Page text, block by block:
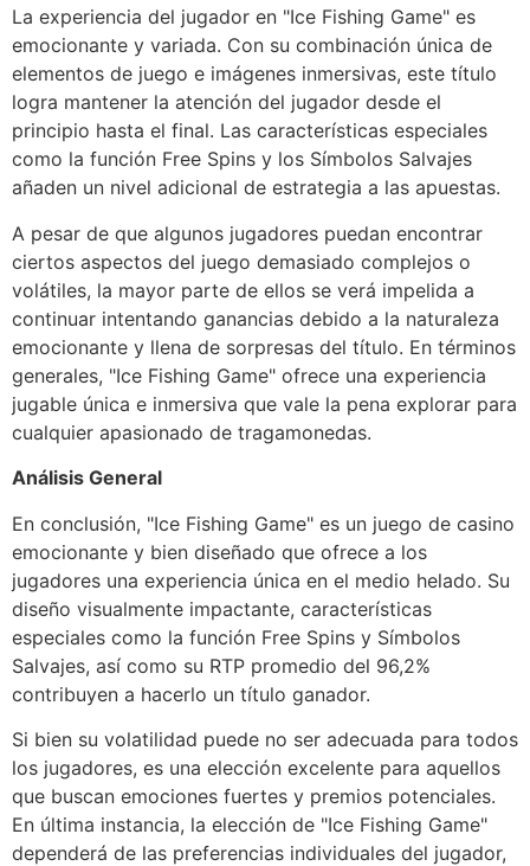
La experiencia del jugador en "Ice Fishing Game" es
emocionante y variada. Con su combinación única de
elementos de juego e imágenes inmersivas, este título
logra mantener la atención del jugador desde el
principio hasta el final. Las características especiales
como la función Free Spins y los Símbolos Salvajes
añaden un nivel adicional de estrategia a las apuestas.
A pesar de que algunos jugadores puedan encontrar
ciertos aspectos del juego demasiado complejos o
volátiles, la mayor parte de ellos se verá impelida a
continuar intentando ganancias debido a la naturaleza
emocionante y llena de sorpresas del título. En términos
generales, "Ice Fishing Game" ofrece una experiencia
jugable única e inmersiva que vale la pena explorar para
cualquier apasionado de tragamonedas.
Análisis General
En conclusión, "Ice Fishing Game" es un juego de casino
emocionante y bien diseñado que ofrece a los
jugadores una experiencia única en el medio helado. Su
diseño visualmente impactante, características
especiales como la función Free Spins y Símbolos
Salvajes, así como su RTP promedio del 96,2%
contribuyen a hacerlo un título ganador.
Si bien su volatilidad puede no ser adecuada para todos
los jugadores, es una elección excelente para aquellos
que buscan emociones fuertes y premios potenciales.
En última instancia, la elección de "Ice Fishing Game"
dependerá de las preferencias individuales del jugador,